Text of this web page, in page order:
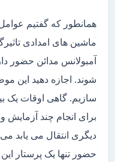
همانطور که گفتیم
ماشین های امدادی
آمبولانس مدائن حضور
شوند. اجازه دهید این
سازیم. گاهی اوقات یک
برای انجام چند آزمایش
دیگری انتقال می یابد می
حضور تنها یک پرستار